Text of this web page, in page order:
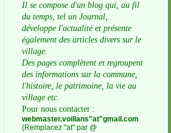
Il se compose d'un blog qui, au fil
du temps, tel un Journal,
développe l'actualité et présente
également des articles divers sur le
village.
Des pages complètent et regroupent
des informations sur la commune,
l'histoire, le patrimoine, la vie au
village etc.
Pour nous contacter :
webmaster.voillans"at"gmail.com
(Remplacez "at" par @